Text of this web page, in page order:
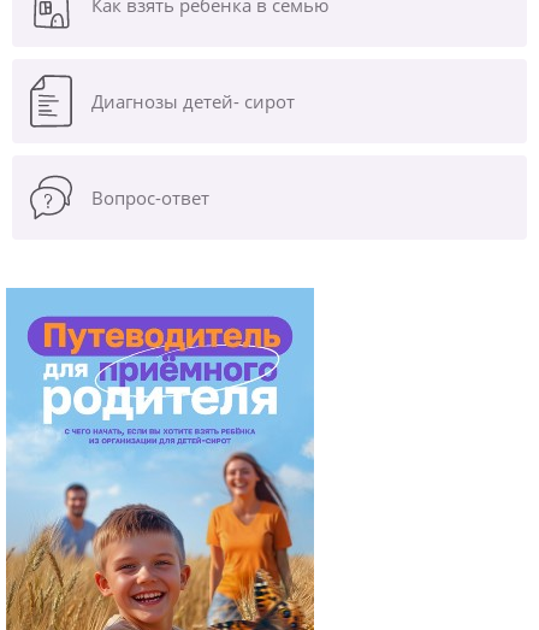
Как взять ребенка в семью
Диагнозы детей- сирот
Вопрос-ответ